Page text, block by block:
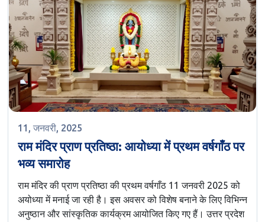
11, जनवरी, 2025
राम मंदिर प्राण प्रतिष्ठा: आयोध्या में प्रथम वर्षगाँठ पर
भव्य समारोह
राम मंदिर की प्राण प्रतिष्ठा की प्रथम वर्षगाँठ 11 जनवरी 2025 को
अयोध्या में मनाई जा रही है। इस अवसर को विशेष बनाने के लिए विभिन्न
अनुष्ठान और सांस्कृतिक कार्यक्रम आयोजित किए गए हैं। उत्तर प्रदेश